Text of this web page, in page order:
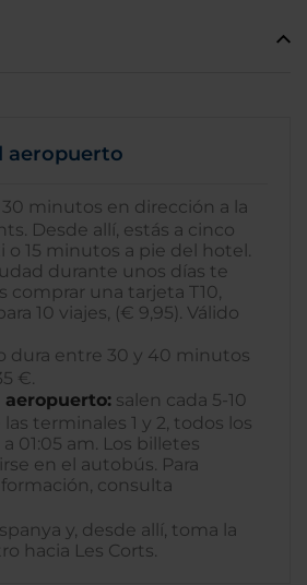
aeropuerto
30 minutos en dirección a la
Desde allí, estás a cinco
15 minutos a pie del hotel.
durante unos días te
comprar una tarjeta T10,
10 viajes, (€ 9,95). Válido
dura entre 30 y 40 minutos
€.
salen cada 5-10
terminales 1 y 2, todos los
01:05 am. Los billetes
en el autobús. Para
consulta
y, desde allí, toma la
hacia Les Corts.